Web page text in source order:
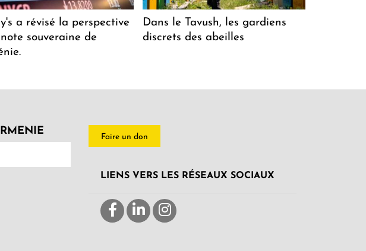
a révisé la perspective
souveraine de
Dans le Tavush, les gardiens
discrets des abeilles
Faire un don
LIENS VERS LES RÉSEAUX SOCIAUX